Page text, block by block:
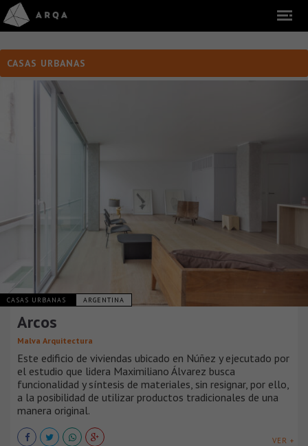
CASAS URBANAS
CASAS URBANAS ARGENTINA
Arcos
Malva Arquitectura
Este edificio de viviendas ubicado en Núñez y ejecutado por
el estudio que lidera Maximiliano Álvarez busca
funcionalidad y síntesis de materiales, sin resignar, por ello,
a la posibilidad de utilizar productos tradicionales de una
manera original.
VER +